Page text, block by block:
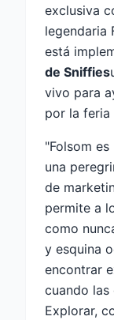
exclusiva
legendaria
está
de Sniffies
vivo para
por la feria
"Folsom
una
de
permite a
como
y esquina
encontrar
cuando las
Explorar,